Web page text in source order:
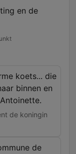
en de
koets... die
binnen en
de koningin
de